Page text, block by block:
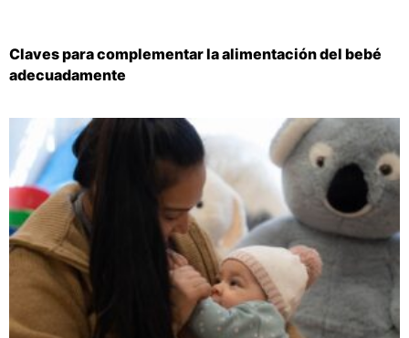
Claves para complementar la alimentación del bebé
adecuadamente